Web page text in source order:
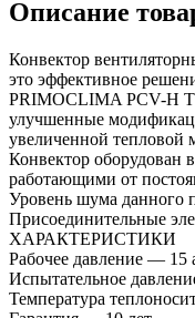
Описание
Конвектор
это эффективное
PRIMOCLIMA PCV-H
улучшенные
увеличенной тепловой
Конвектор оборудован
работающими от
Уровень шума данного
Присоединительные
ХАРАКТЕРИСТИКИ
Рабочее давление — 15
Испытательное
Температура